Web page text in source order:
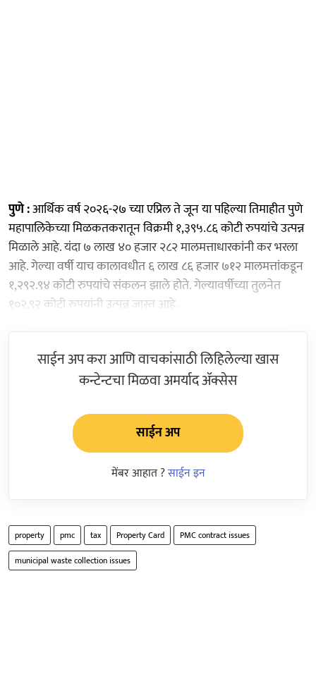
पुणे :आर्थिक वर्ष २०२६-२७ च्या एप्रिल ते जून या पहिल्या तिमाहीत पुणे
महापालिकेच्या मिळकतकरातून विक्रमी १,३९५.८६ कोटी रुपयांचे उत्पन्न
मिळाले आहे. यंदा ७ लाख ४० हजार २८२ मालमत्ताधारकांनी कर भरला
आहे. गेल्या वर्षी याच कालावधीत ६ लाख ८६ हजार ७१२ मालमत्तांकडून
१,२९२.९४ कोटी रुपयांचे संकलन झाले होते. गेल्यावर्षीच्या तुलनेत
१०२.९२ कोटी रुपयांनी उत्पन्न जास्त आहे.
साईन अप करा आणि वाचकांसाठी लिहिलेल्या खास
कन्टेन्टचा मिळवा अमर्याद ॲक्सेस
साईन अप
मेंबर आहात ?साईन इन
property pmc tax Property Card
PMC contract issues
municipal waste collection issues